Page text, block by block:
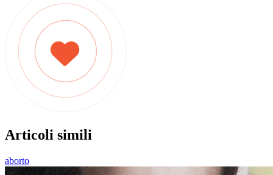
Articoli simili
aborto